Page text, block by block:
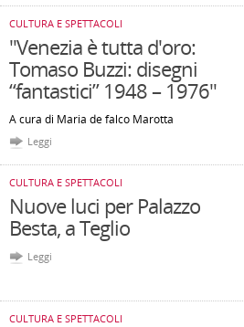
CULTURA E SPETTACOLI
"Venezia è tutta d'oro:
Tomaso Buzzi: disegni
“fantastici” 1948 – 1976"
A cura di Maria de falco Marotta
Leggi
CULTURA E SPETTACOLI
Nuove luci per Palazzo
Besta, a Teglio
Leggi
CULTURA E SPETTACOLI